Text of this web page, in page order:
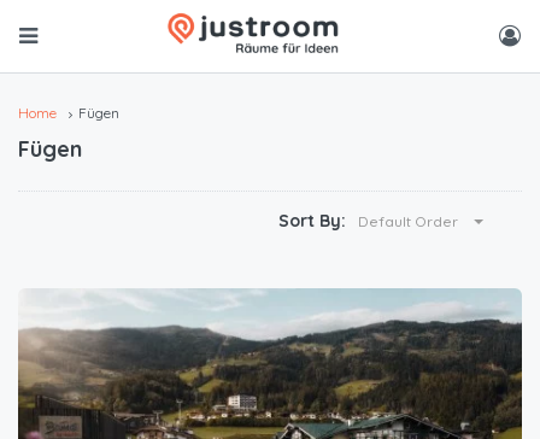
Home Fügen
Fügen
Sort By: Default Order